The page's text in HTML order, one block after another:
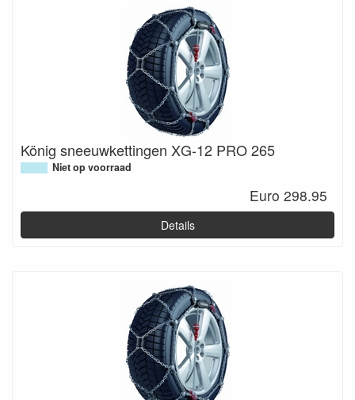
König sneeuwkettingen XG-12 PRO 265
Niet op voorraad
Euro 298.95
Details